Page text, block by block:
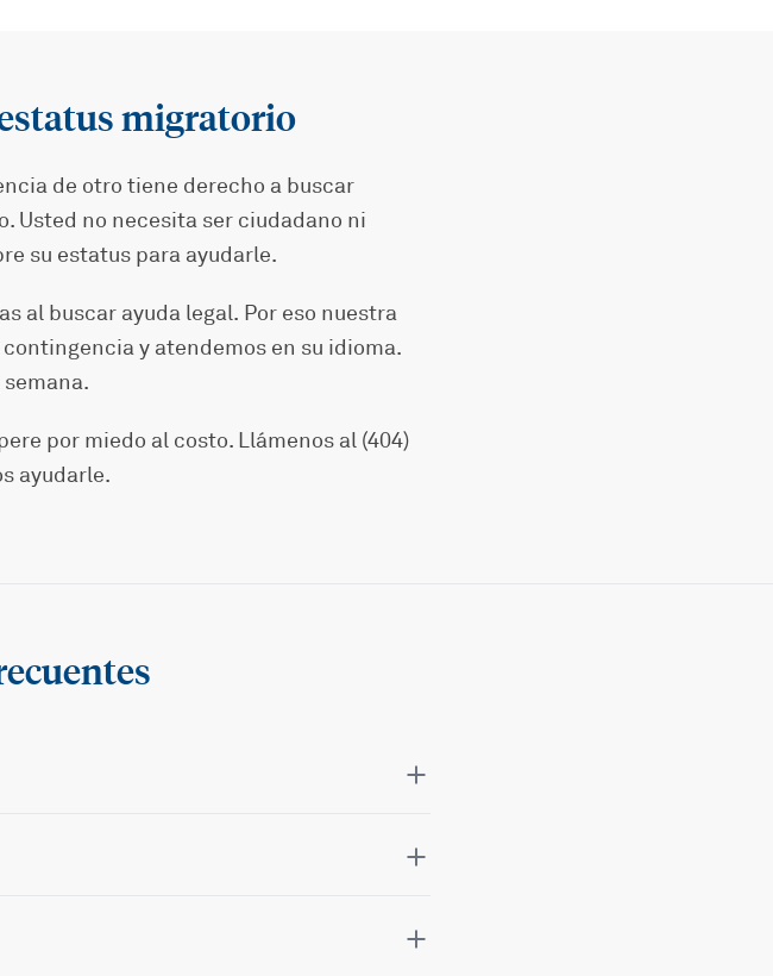
migratorio
de otro tiene derecho a buscar
Usted no necesita ser ciudadano ni
su estatus para ayudarle.
al buscar ayuda legal. Por eso nuestra
y atendemos en su idioma.
por miedo al costo. Llámenos al (404)
ayudarle.